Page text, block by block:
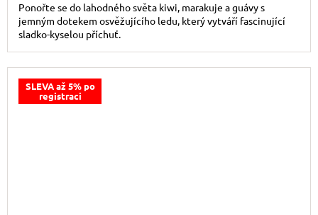
Ponořte se do lahodného světa kiwi, marakuje a guávy s
jemným dotekem osvěžujícího ledu, který vytváří fascinující
sladko-kyselou příchuť.
SLEVA až 5% po
registraci